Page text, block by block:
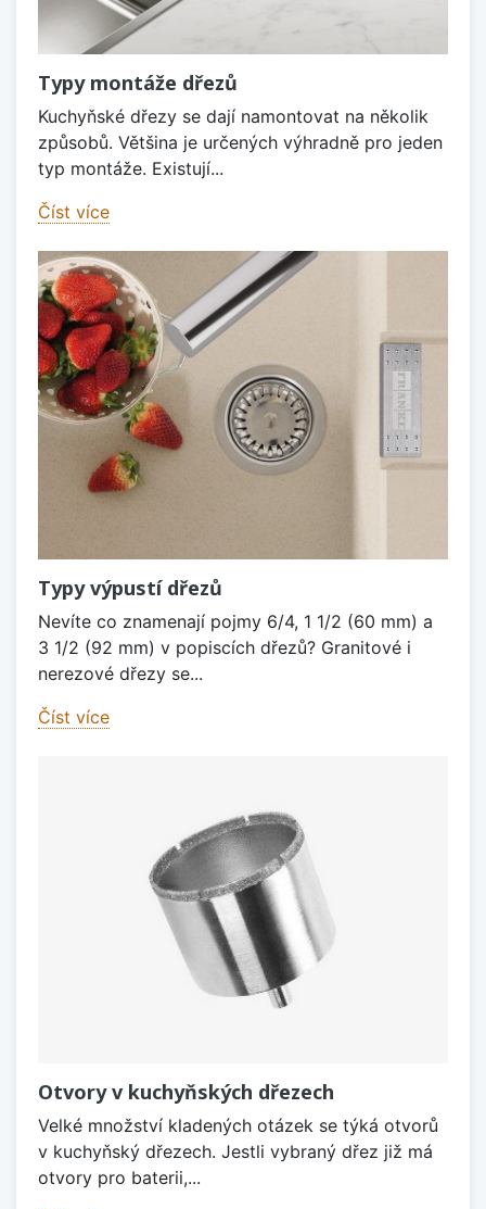
Typy montáže dřezů
Kuchyňské dřezy se dají namontovat na několik
způsobů. Většina je určených výhradně pro jeden
typ montáže. Existují...
Číst více
Typy výpustí dřezů
Nevíte co znamenají pojmy 6/4, 1 1/2 (60 mm) a
3 1/2 (92 mm) v popiscích dřezů? Granitové i
nerezové dřezy se...
Číst více
Otvory v kuchyňských dřezech
Velké množství kladených otázek se týká otvorů
v kuchyňský dřezech. Jestli vybraný dřez již má
otvory pro baterii,...